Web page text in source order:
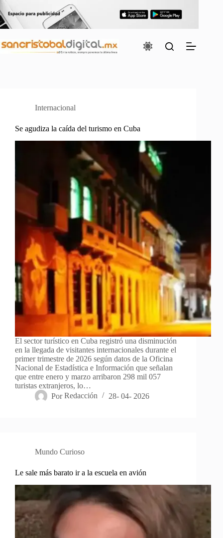
al
contenido
Internacional
Se agudiza la caída del turismo en Cuba
El sector turístico en Cuba registró una disminución
en la llegada de visitantes internacionales durante el
primer trimestre de 2026 según datos de la Oficina
Nacional de Estadística e Información que señalan
que entre enero y marzo arribaron 298 mil 057
turistas extranjeros, lo…
Por Redacción 28- 04- 2026
Mundo Curioso
Le sale más barato ir a la escuela en avión